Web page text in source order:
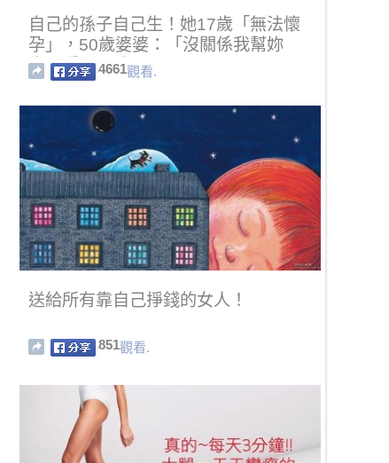
自己的孫子自己生！她17歲「無法懷
孕」，50歲婆婆：「沒關係我幫妳
生」暖哭全球！
4661觀看.
送給所有靠自己掙錢的女人！
851觀看.